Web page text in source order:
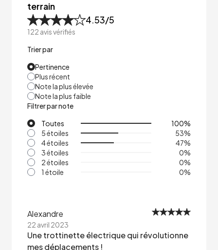
terrain
4.53/5
122 avis vérifiés
Trier par
Pertinence
Plus récent
Note la plus élevée
Note la plus faible
Filtrer par note
Toutes
100%
5 étoiles
53%
4 étoiles
47%
3 étoiles
0%
2 étoiles
0%
1 étoile
0%
Alexandre
22 avril 2023
Une trottinette électrique qui révolutionne
mes déplacements !